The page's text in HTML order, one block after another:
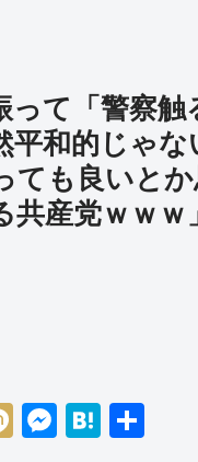
って「警察
平和的じゃ
ても良いと
産党ｗｗｗ
M
M
H